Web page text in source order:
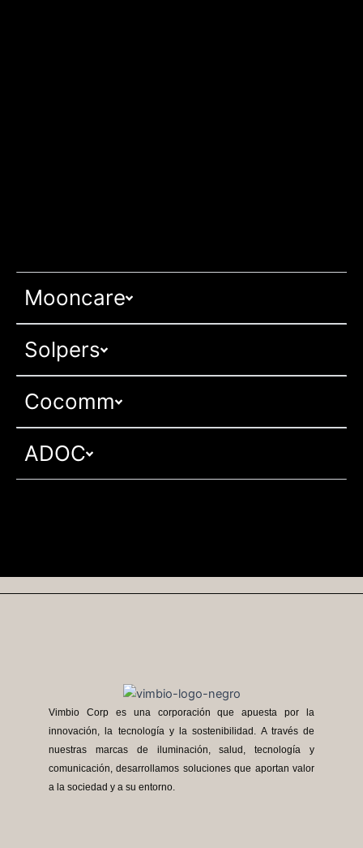
Mooncare
Solpers
Cocomm
ADOC
Vimbio Corp es una corporación que apuesta por la
innovación, la tecnología y la sostenibilidad. A través de
nuestras marcas de iluminación, salud, tecnología y
comunicación, desarrollamos soluciones que aportan valor
a la sociedad y a su entorno.